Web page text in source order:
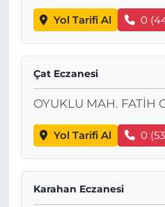
Yol Tarifi Al 0
Çat Eczanesi
OYUKLU MAH. FATİH
Yol Tarifi Al 0
Karahan Eczanesi